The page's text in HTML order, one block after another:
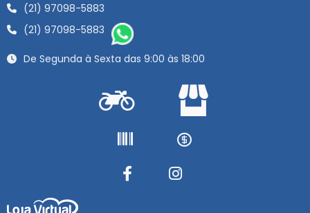
(21) 97098-5883
(21) 97098-5883
De Segunda à Sexta das 9:00 às 18:00